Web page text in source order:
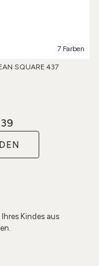
7 Farben
SQUARE 437
Kindes aus